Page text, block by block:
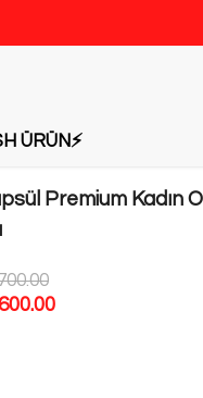
ÜRÜN⚡️
Premium Kadın